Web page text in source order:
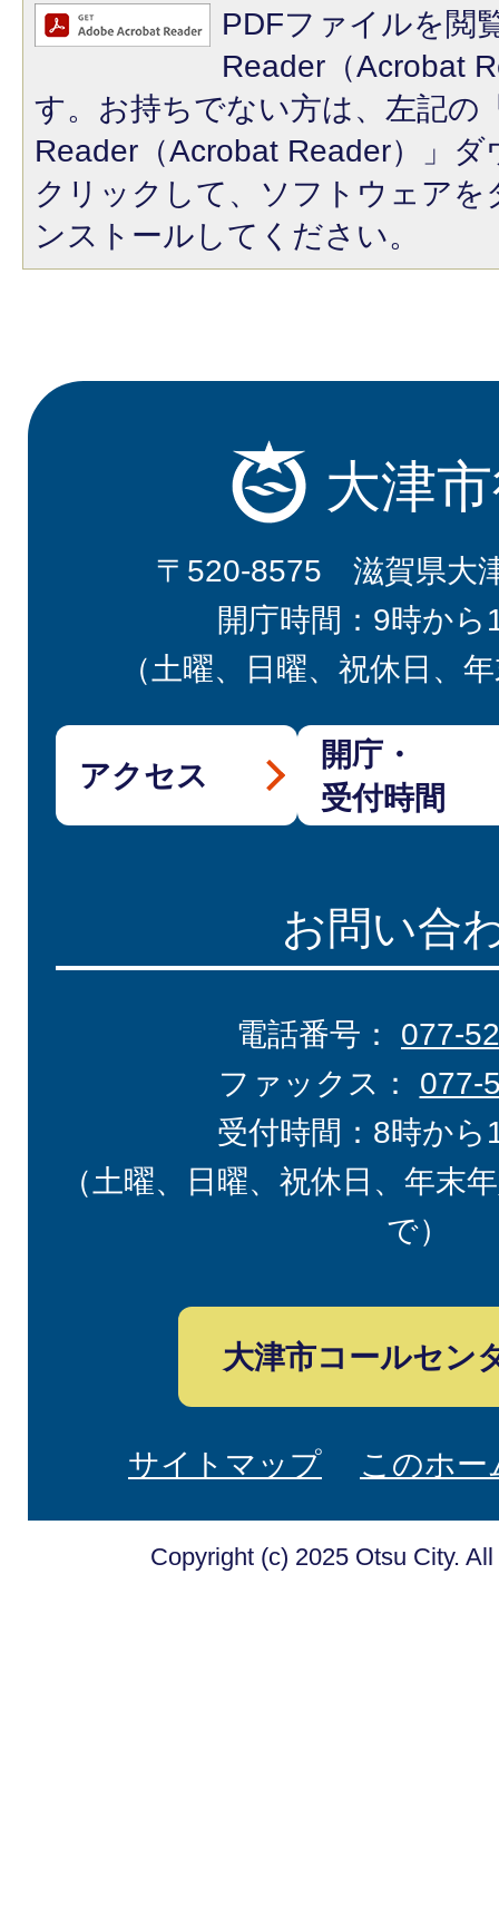
PDFファイルを閲
Reader（Acrobat
す。お持ちでない方は、左記の
Reader（Acrobat Reader）」
クリックして、ソフトウェア
ンストールしてください。
大津
〒520-8575 滋賀県大
開庁時間：9時から
（土曜、日曜、祝休日、
アクセス
開庁・
受付時間
お問い合
電話番号： 077-
ファックス： 077-
受付時間：8時から
（土曜、日曜、祝休日、年末
で）
大津市コールセン
サイトマップ このホ
Copyright (c) 2025 Otsu City.